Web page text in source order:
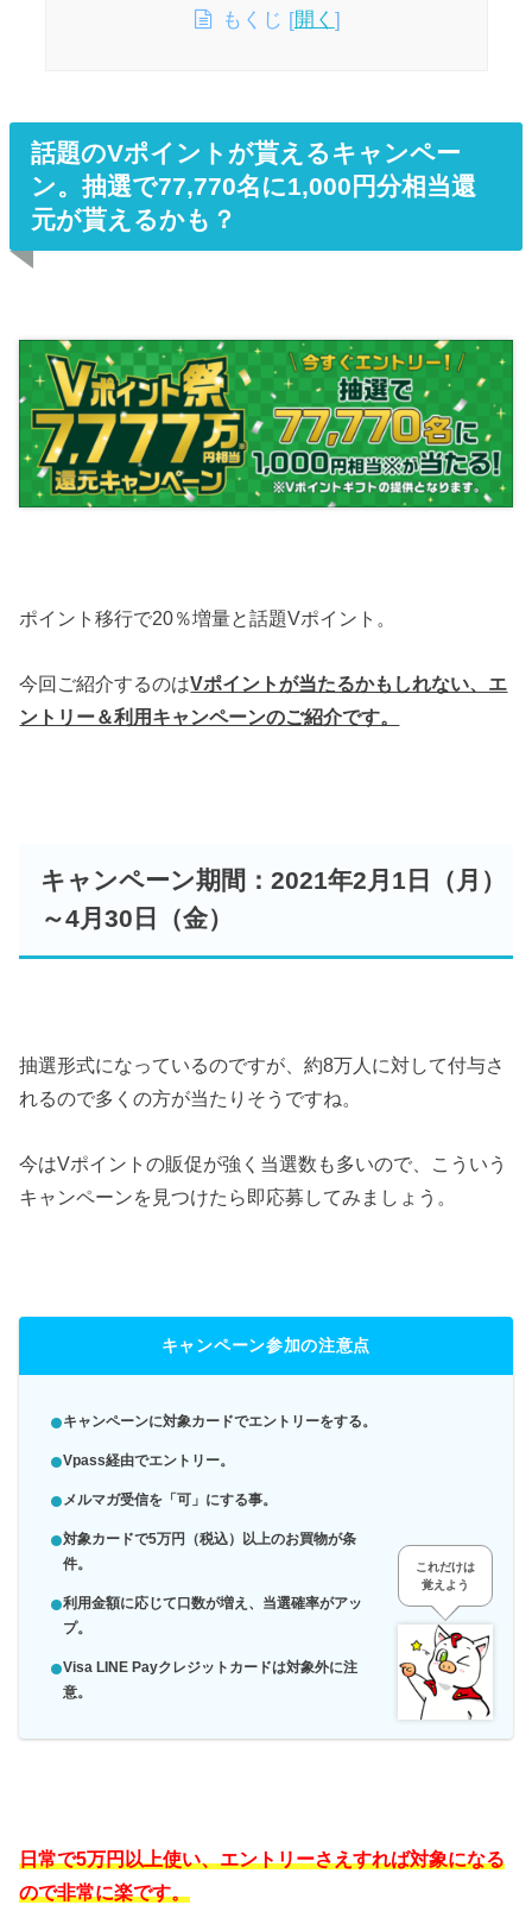
もくじ [開く ]
話題のVポイントが貰えるキャンペー
ン。抽選で77,770名に1,000円分相当還
元が貰えるかも？
ポイント移行で20％増量と話題Vポイント。
今回ご紹介するのはVポイントが当たるかもしれない、エ
ントリー＆利用キャンペーンのご紹介です。
キャンペーン期間：2021年2月1日（月）
～4月30日（金）
抽選形式になっているのですが、約8万人に対して付与さ
れるので多くの方が当たりそうですね。
今はVポイントの販促が強く当選数も多いので、こういう
キャンペーンを見つけたら即応募してみましょう。
キャンペーン参加の注意点
キャンペーンに対象カードでエントリーをする。
Vpass経由でエントリー。
メルマガ受信を「可」にする事。
対象カードで5万円（税込）以上のお買物が条
件。
利用金額に応じて口数が増え、当選確率がアッ
プ。
Visa LINE Payクレジットカードは対象外に注
意。
これだけは
覚えよう
日常で5万円以上使い、エントリーさえすれば対象になる
ので非常に楽です。